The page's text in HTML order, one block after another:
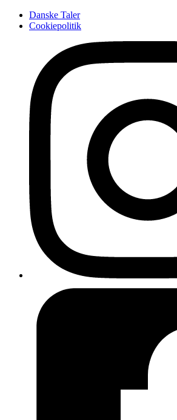
Danske Taler
Cookiepolitik